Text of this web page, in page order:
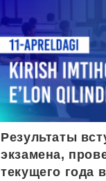
Результаты
экзамена,
текущего года